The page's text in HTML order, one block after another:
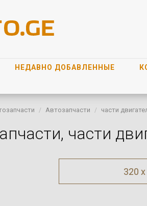
НЕДАВНО ДОБАВЛЕННЫЕ
Автозапчасти части
части
320